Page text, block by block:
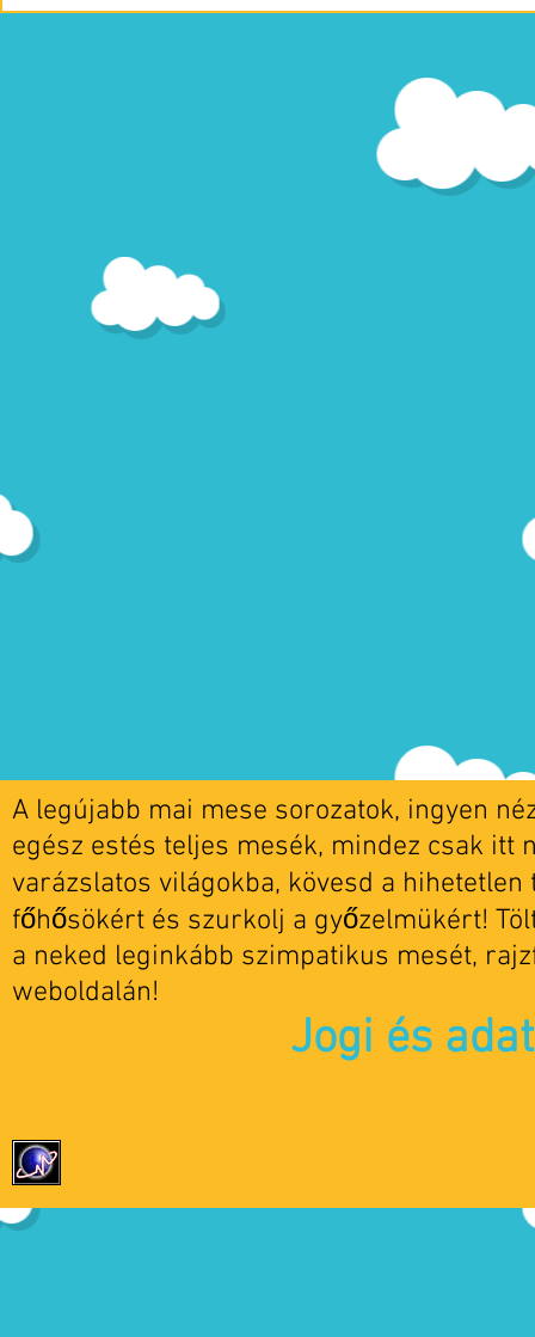
A legújabb mai mese sorozatok, ingyen
egész estés teljes mesék, mindez csak itt
varázslatos világokba, kövesd a
főhősökért és szurkolj a győzelmükért!
a neked leginkább szimpatikus mesét,
weboldalán!
Jogi és